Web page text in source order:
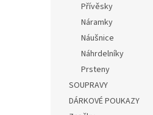
Přívěsky
Náramky
Náušnice
Náhrdelníky
Prsteny
SOUPRAVY
DÁRKOVÉ POUKAZY